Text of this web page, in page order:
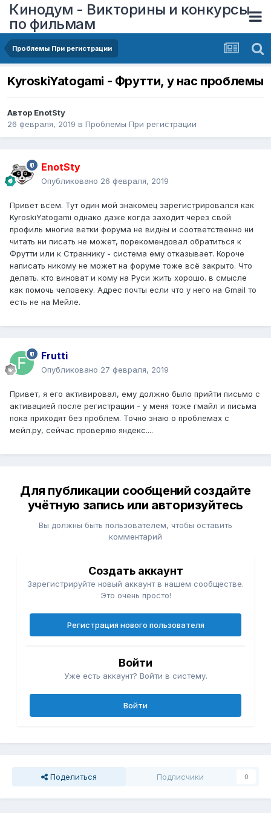
Кинодум - Викторины и конкурсы
по фильмам
Проблемы При регистрации
KyroskiYatogami - Фрутти, у нас проблемы
Автор EnotSty
26 февраля, 2019 в Проблемы При регистрации
EnotSty
Опубликовано 26 февраля, 2019
Привет всем. Тут один мой знакомец зарегистрировался как
KyroskiYatogami однако даже когда заходит через свой
профиль многие ветки форума не видны и соответственно ни
читать ни писать не может, порекомендовал обратиться к
Фрутти или к Страннику - система ему отказывает. Короче
написать никому не может на форуме тоже всё закрыто. Что
делать. кто виноват и кому на Руси жить хорошо. в смысле
как помочь человеку. Адрес почты если что у него на Gmail то
есть не на Мейле.
Frutti
Опубликовано 27 февраля, 2019
Привет, я его активировал, ему должно было прийти письмо с
активацией после регистрации - у меня тоже гмайл и письма
пока приходят без проблем. Точно знаю о проблемах с
мейл.ру, сейчас проверяю яндекс....
Для публикации сообщений создайте
учётную запись или авторизуйтесь
Вы должны быть пользователем, чтобы оставить
комментарий
Создать аккаунт
Зарегистрируйте новый аккаунт в нашем сообществе.
Это очень просто!
Регистрация нового пользователя
Войти
Уже есть аккаунт? Войти в систему.
Войти
Поделиться Подписчики 0